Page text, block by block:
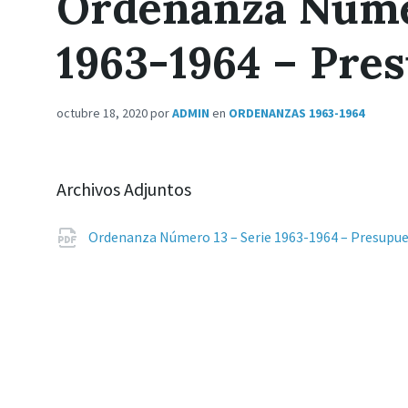
1963-1964 –
octubre 18, 2020porADMIN en ORDENANZAS 1963-1964
Archivos Adjuntos
Ordenanza Número 13 – Serie 1963-1964 –